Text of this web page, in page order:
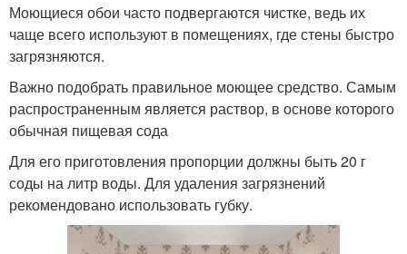
Моющиеся обои часто подвергаются чистке, ведь их
чаще всего используют в помещениях, где стены быстро
загрязняются.
Важно подобрать правильное моющее средство. Самым
распространенным является раствор, в основе которого
обычная пищевая сода
Для его приготовления пропорции должны быть 20 г
соды на литр воды. Для удаления загрязнений
рекомендовано использовать губку.